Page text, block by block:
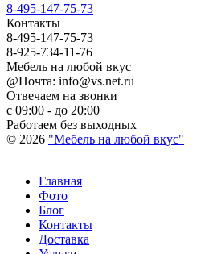
8-495-147-75-73
Контакты
8-495-147-75-73
8-925-734-11-76
Мебель на любой вкус
@Почта: info@vs.net.ru
Отвечаем на звонки
с 09:00 - до 20:00
Работаем без выходных
© 2026 "Мебель на любой вкус"
Главная
Фото
Блог
Контакты
Доставка